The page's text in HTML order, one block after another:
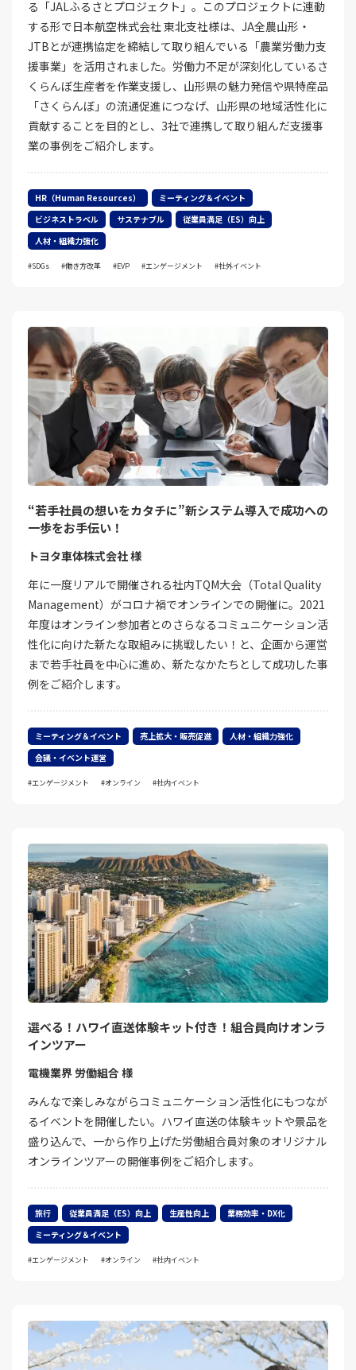
る「JALふるさとプロジェクト」。このプロジェクトに連動
する形で日本航空株式会社 東北支社様は、JA全農山形・
JTBとが連携協定を締結して取り組んでいる「農業労働力支
援事業」を活用されました。労働力不足が深刻化しているさ
くらんぼ生産者を作業支援し、山形県の魅力発信や県特産品
「さくらんぼ」の流通促進につなげ、山形県の地域活性化に
貢献することを目的とし、3社で連携して取り組んだ支援事
業の事例をご紹介します。
HR（Human Resources）
ミーティング＆イベント
ビジネストラベル
サステナブル
従業員満足（ES）向上
人材・組織力強化
SDGs 働き方改革 EVP エンゲージメント 社外イベント
“若手社員の想いをカタチに”新システム導入で成功への
一歩をお手伝い！
トヨタ車体株式会社 様
年に一度リアルで開催される社内TQM大会（Total Quality
Management）がコロナ禍でオンラインでの開催に。2021
年度はオンライン参加者とのさらなるコミュニケーション活
性化に向けた新たな取組みに挑戦したい！と、企画から運営
まで若手社員を中心に進め、新たなかたちとして成功した事
例をご紹介します。
ミーティング＆イベント 売上拡大・販売促進
人材・組織力強化
会議・イベント運営
エンゲージメント オンライン 社内イベント
選べる！ハワイ直送体験キット付き！組合員向けオンラ
インツアー
電機業界 労働組合 様
みんなで楽しみながらコミュニケーション活性化にもつなが
るイベントを開催したい。ハワイ直送の体験キットや景品を
盛り込んで、一から作り上げた労働組合員対象のオリジナル
オンラインツアーの開催事例をご紹介します。
旅行 従業員満足（ES）向上 生産性向上
業務効率・DX化
ミーティング＆イベント
エンゲージメント オンライン 社内イベント